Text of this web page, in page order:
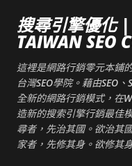
搜尋引擎優化
TAIWAN SEO
這裡是網路行銷零元本鋪
台灣SEO學院。藉由SEO
全新的網路行銷模式，在
造新的搜索引擎行銷最佳
尋者，先治其國。欲治其
家者，先修其身。欲修其